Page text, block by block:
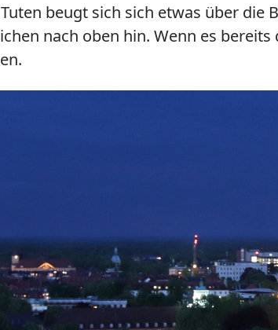
beugt sich sich etwas über
nach oben hin. Wenn es